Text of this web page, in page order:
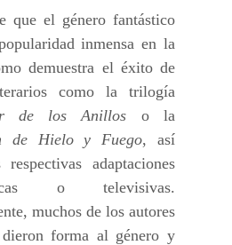
que el género fantástico
inmensa en la
demuestra el éxito de
como la trilogía
de los Anillos o la
de Hielo y Fuego, así
adaptaciones
o televisivas.
muchos de los autores
forma al género y